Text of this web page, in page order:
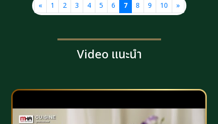
«
1 2 3 4 5 6 7 8 9 10 »
Video แนะนำ